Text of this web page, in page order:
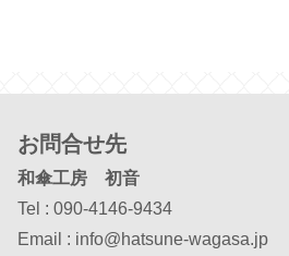
お問合せ先
和傘工房 初音
Tel : 090-4146-9434
Email : info@hatsune-wagasa.jp